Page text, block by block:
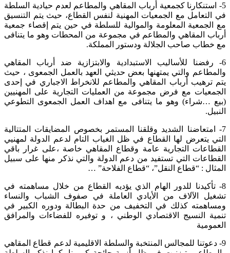
5- استنكارنا كجمعية أرباب المقاهي والمطاعم لعدم حيادية السلطة
في التعامل مع الجمعيات المهنية لنفس القطاع، حيث يتم التنسيق
مع الجمعية المعلومة والموالية للسلطة في حين يتم إقصاء جمعية
أرباب المقاهي والمطاعم في مجموعة من المحطات وهو ما يتنافى
مع خطاب صاحب الجلالة ودستور المملكة.
6- رفضنا للأساليب الاستبدادية والابتزازية ضد أرباب المقاهي
والمطاعم والتي يمتهنها بعض حديثي العهد بالعمل الجمعوى ، حيث
يتم ترهيب أرباب المقاهي والمطاعم للانخراط الاجباري في إحدى
الجمعيات مع فرض مجموعة من العمليات التجارية على المهنيين
(بيع …شراء) وهو ما يتنافى مع اهداف العمل الجمعوى التطوعي
النبيل.
7- امتعاضنا الشديد وقلقنا المستمر بخصوص المضايقات المتتالية
التي يتعرض لها القطاع في ظل الغياب التام لدعم الدولة لمهنيي
القطاعات التجارية عامة وقطاع المقاهي خاصة ،على غرار باقي
القطاعات التي تستفيد من دعم الدولة والتي نذكر منها على سبيل
المثال : “قطاع النقل”، “قطاع الفلاحة” …
8- تأكيدنا للدور الهام الذي يؤديه القطاع من خلال مساهمته في
تشغيل الآلاف من الأيادي العاملة في صفوف الشباب والنساء
ومساهمته كذلك في التخفيف من حدة البطالة ودوره الكبير في
تنمية النسيج الاقتصادي الوطني ، و توفيره للفضاءات والمرافق
العمومية
9- دعوتنا للمجالس المنتخبة والسلطة الاقليمية لدعم قطاع المقاهي